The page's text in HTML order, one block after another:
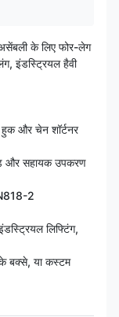
के लिए फोर-लेग
इंडस्ट्रियल हैवी
और चेन शॉर्टनर
और सहायक उपकरण
2
लिफ्टिंग,
बक्से, या कस्टम